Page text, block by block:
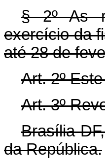
§ 2º As
exercício da
até 28 de
Art. 2º
Art. 3º
Brasília-
da República.